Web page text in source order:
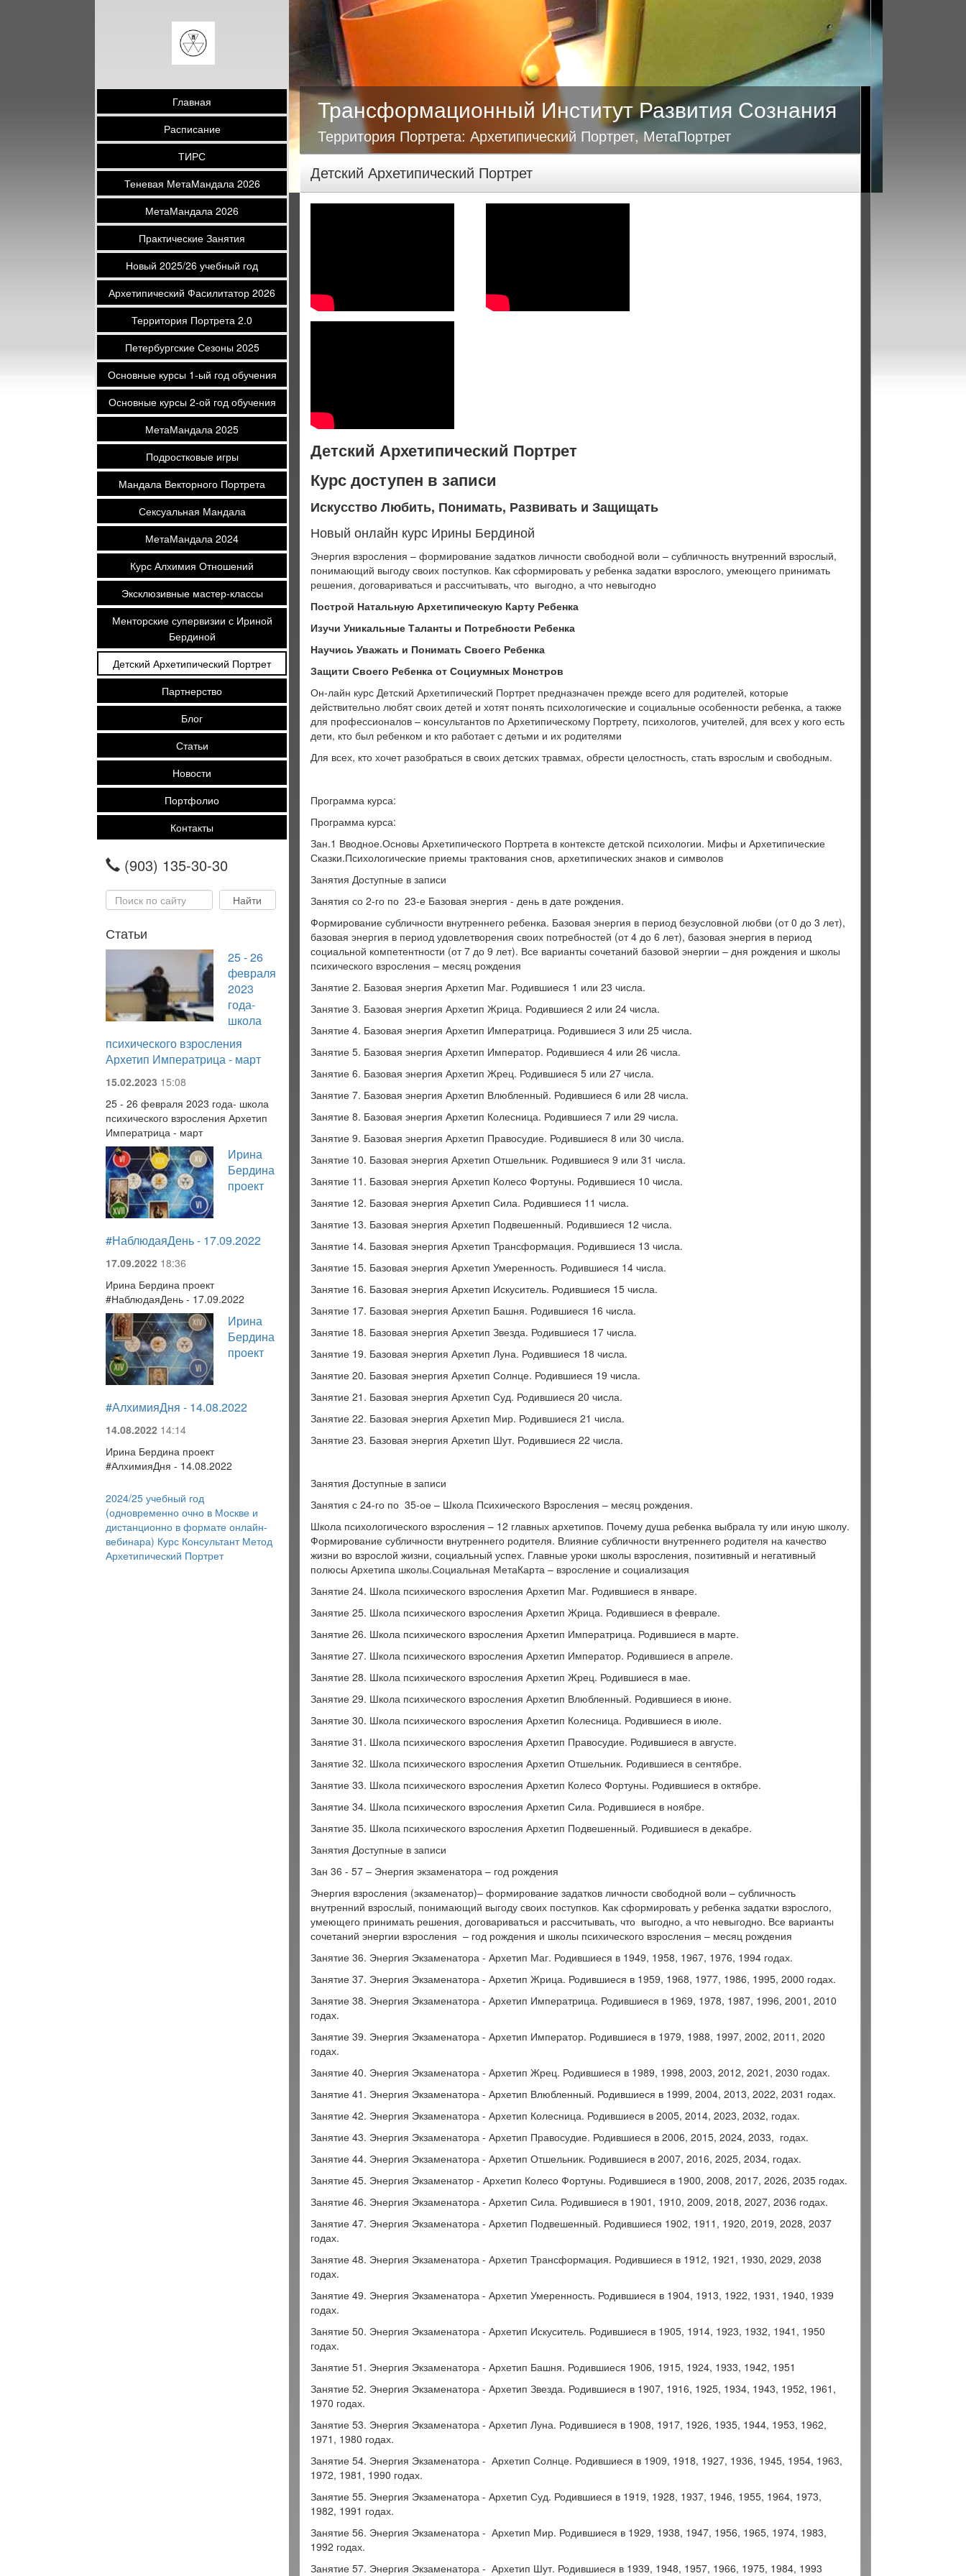
Главная
Расписание
ТИРС
Теневая МетаМандала 2026
МетаМандала 2026
Практические Занятия
Новый 2025/26 учебный год
Архетипический Фасилитатор 2026
Территория Портрета 2.0
Петербургские Сезоны 2025
Основные курсы 1-ый год обучения
Основные курсы 2-ой год обучения
МетаМандала 2025
Подростковые игры
Мандала Векторного Портрета
Сексуальная Мандала
МетаМандала 2024
Курс Алхимия Отношений
Эксклюзивные мастер-классы
Менторские супервизии с Ириной
Бердиной
Детский Архетипический Портрет
Партнерство
Блог
Статьи
Новости
Портфолио
Контакты
(903) 135-30-30
Статьи
25 - 26
февраля
2023
года-
школа
психического взросления
Архетип Императрица - март
15.02.2023 15:08
25 - 26 февраля 2023 года- школа
психического взросления Архетип
Императрица - март
Ирина
Бердина
проект
#НаблюдаяДень - 17.09.2022
17.09.2022 18:36
Ирина Бердина проект
#НаблюдаяДень - 17.09.2022
Ирина
Бердина
проект
#АлхимияДня - 14.08.2022
14.08.2022 14:14
Ирина Бердина проект
#АлхимияДня - 14.08.2022
2024/25 учебный год
(одновременно очно в Москве и
дистанционно в формате онлайн-
вебинара) Курс Консультант Метод
Архетипический Портрет
Трансформационный Институт Развития Сознания
Территория Портрета: Архетипический Портрет, МетаПортрет
Детский Архетипический Портрет
Детский Архетипический Портрет
Курс доступен в записи
Искусство Любить, Понимать, Развивать и Защищать
Новый онлайн курс Ирины Бердиной
Энергия взросления – формирование задатков личности свободной воли – субличность внутренний взрослый,
понимающий выгоду своих поступков. Как сформировать у ребенка задатки взрослого, умеющего принимать
решения, договариваться и рассчитывать, что выгодно, а что невыгодно
Построй Натальную Архетипическую Карту Ребенка
Изучи Уникальные Таланты и Потребности Ребенка
Научись Уважать и Понимать Своего Ребенка
Защити Своего Ребенка от Социумных Монстров
Он-лайн курс Детский Архетипический Портрет предназначен прежде всего для родителей, которые
действительно любят своих детей и хотят понять психологические и социальные особенности ребенка, а также
для профессионалов – консультантов по Архетипическому Портрету, психологов, учителей, для всех у кого есть
дети, кто был ребенком и кто работает с детьми и их родителями
Для всех, кто хочет разобраться в своих детских травмах, обрести целостность, стать взрослым и свободным.
Программа курса:
Программа курса:
Зан.1 Вводное.Основы Архетипического Портрета в контексте детской психологии. Мифы и Архетипические
Сказки.Психологические приемы трактования снов, архетипических знаков и символов
Занятия Доступные в записи
Занятия со 2-го по 23-е Базовая энергия - день в дате рождения.
Формирование субличности внутреннего ребенка. Базовая энергия в период безусловной любви (от 0 до 3 лет),
базовая энергия в период удовлетворения своих потребностей (от 4 до 6 лет), базовая энергия в период
социальной компетентности (от 7 до 9 лет). Все варианты сочетаний базовой энергии – дня рождения и школы
психического взросления – месяц рождения
Занятие 2. Базовая энергия Архетип Маг. Родившиеся 1 или 23 числа.
Занятие 3. Базовая энергия Архетип Жрица. Родившиеся 2 или 24 числа.
Занятие 4. Базовая энергия Архетип Императрица. Родившиеся 3 или 25 числа.
Занятие 5. Базовая энергия Архетип Император. Родившиеся 4 или 26 числа.
Занятие 6. Базовая энергия Архетип Жрец. Родившиеся 5 или 27 числа.
Занятие 7. Базовая энергия Архетип Влюбленный. Родившиеся 6 или 28 числа.
Занятие 8. Базовая энергия Архетип Колесница. Родившиеся 7 или 29 числа.
Занятие 9. Базовая энергия Архетип Правосудие. Родившиеся 8 или 30 числа.
Занятие 10. Базовая энергия Архетип Отшельник. Родившиеся 9 или 31 числа.
Занятие 11. Базовая энергия Архетип Колесо Фортуны. Родившиеся 10 числа.
Занятие 12. Базовая энергия Архетип Сила. Родившиеся 11 числа.
Занятие 13. Базовая энергия Архетип Подвешенный. Родившиеся 12 числа.
Занятие 14. Базовая энергия Архетип Трансформация. Родившиеся 13 числа.
Занятие 15. Базовая энергия Архетип Умеренность. Родившиеся 14 числа.
Занятие 16. Базовая энергия Архетип Искуситель. Родившиеся 15 числа.
Занятие 17. Базовая энергия Архетип Башня. Родившиеся 16 числа.
Занятие 18. Базовая энергия Архетип Звезда. Родившиеся 17 числа.
Занятие 19. Базовая энергия Архетип Луна. Родившиеся 18 числа.
Занятие 20. Базовая энергия Архетип Солнце. Родившиеся 19 числа.
Занятие 21. Базовая энергия Архетип Суд. Родившиеся 20 числа.
Занятие 22. Базовая энергия Архетип Мир. Родившиеся 21 числа.
Занятие 23. Базовая энергия Архетип Шут. Родившиеся 22 числа.
Занятия Доступные в записи
Занятия с 24-го по 35-ое – Школа Психического Взросления – месяц рождения.
Школа психологического взросления – 12 главных архетипов. Почему душа ребенка выбрала ту или иную школу.
Формирование субличности внутреннего родителя. Влияние субличности внутреннего родителя на качество
жизни во взрослой жизни, социальный успех. Главные уроки школы взросления, позитивный и негативный
полюсы Архетипа школы.Социальная МетаКарта – взросление и социализация
Занятие 24. Школа психического взросления Архетип Маг. Родившиеся в январе.
Занятие 25. Школа психического взросления Архетип Жрица. Родившиеся в феврале.
Занятие 26. Школа психического взросления Архетип Императрица. Родившиеся в марте.
Занятие 27. Школа психического взросления Архетип Император. Родившиеся в апреле.
Занятие 28. Школа психического взросления Архетип Жрец. Родившиеся в мае.
Занятие 29. Школа психического взросления Архетип Влюбленный. Родившиеся в июне.
Занятие 30. Школа психического взросления Архетип Колесница. Родившиеся в июле.
Занятие 31. Школа психического взросления Архетип Правосудие. Родившиеся в августе.
Занятие 32. Школа психического взросления Архетип Отшельник. Родившиеся в сентябре.
Занятие 33. Школа психического взросления Архетип Колесо Фортуны. Родившиеся в октябре.
Занятие 34. Школа психического взросления Архетип Сила. Родившиеся в ноябре.
Занятие 35. Школа психического взросления Архетип Подвешенный. Родившиеся в декабре.
Занятия Доступные в записи
Зан 36 - 57 – Энергия экзаменатора – год рождения
Энергия взросления (экзаменатор)– формирование задатков личности свободной воли – субличность
внутренний взрослый, понимающий выгоду своих поступков. Как сформировать у ребенка задатки взрослого,
умеющего принимать решения, договариваться и рассчитывать, что выгодно, а что невыгодно. Все варианты
сочетаний энергии взросления – год рождения и школы психического взросления – месяц рождения
Занятие 36. Энергия Экзаменатора - Архетип Маг. Родившиеся в 1949, 1958, 1967, 1976, 1994 годах.
Занятие 37. Энергия Экзаменатора - Архетип Жрица. Родившиеся в 1959, 1968, 1977, 1986, 1995, 2000 годах.
Занятие 38. Энергия Экзаменатора - Архетип Императрица. Родившиеся в 1969, 1978, 1987, 1996, 2001, 2010
годах.
Занятие 39. Энергия Экзаменатора - Архетип Император. Родившиеся в 1979, 1988, 1997, 2002, 2011, 2020
годах.
Занятие 40. Энергия Экзаменатора - Архетип Жрец. Родившиеся в 1989, 1998, 2003, 2012, 2021, 2030 годах.
Занятие 41. Энергия Экзаменатора - Архетип Влюбленный. Родившиеся в 1999, 2004, 2013, 2022, 2031 годах.
Занятие 42. Энергия Экзаменатора - Архетип Колесница. Родившиеся в 2005, 2014, 2023, 2032, годах.
Занятие 43. Энергия Экзаменатора - Архетип Правосудие. Родившиеся в 2006, 2015, 2024, 2033, годах.
Занятие 44. Энергия Экзаменатора - Архетип Отшельник. Родившиеся в 2007, 2016, 2025, 2034, годах.
Занятие 45. Энергия Экзаменатор - Архетип Колесо Фортуны. Родившиеся в 1900, 2008, 2017, 2026, 2035 годах.
Занятие 46. Энергия Экзаменатора - Архетип Сила. Родившиеся в 1901, 1910, 2009, 2018, 2027, 2036 годах.
Занятие 47. Энергия Экзаменатора - Архетип Подвешенный. Родившиеся 1902, 1911, 1920, 2019, 2028, 2037
годах.
Занятие 48. Энергия Экзаменатора - Архетип Трансформация. Родившиеся в 1912, 1921, 1930, 2029, 2038
годах.
Занятие 49. Энергия Экзаменатора - Архетип Умеренность. Родившиеся в 1904, 1913, 1922, 1931, 1940, 1939
годах.
Занятие 50. Энергия Экзаменатора - Архетип Искуситель. Родившиеся в 1905, 1914, 1923, 1932, 1941, 1950
годах.
Занятие 51. Энергия Экзаменатора - Архетип Башня. Родившиеся 1906, 1915, 1924, 1933, 1942, 1951
Занятие 52. Энергия Экзаменатора - Архетип Звезда. Родившиеся в 1907, 1916, 1925, 1934, 1943, 1952, 1961,
1970 годах.
Занятие 53. Энергия Экзаменатора - Архетип Луна. Родившиеся в 1908, 1917, 1926, 1935, 1944, 1953, 1962,
1971, 1980 годах.
Занятие 54. Энергия Экзаменатора - Архетип Солнце. Родившиеся в 1909, 1918, 1927, 1936, 1945, 1954, 1963,
1972, 1981, 1990 годах.
Занятие 55. Энергия Экзаменатора - Архетип Суд. Родившиеся в 1919, 1928, 1937, 1946, 1955, 1964, 1973,
1982, 1991 годах.
Занятие 56. Энергия Экзаменатора - Архетип Мир. Родившиеся в 1929, 1938, 1947, 1956, 1965, 1974, 1983,
1992 годах.
Занятие 57. Энергия Экзаменатора - Архетип Шут. Родившиеся в 1939, 1948, 1957, 1966, 1975, 1984, 1993